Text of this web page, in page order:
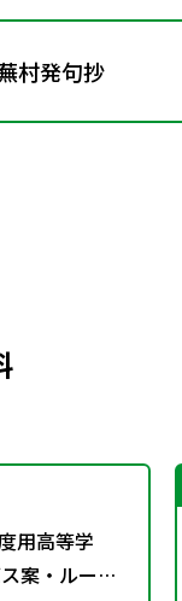
村発句抄
用高等学
案・ルーブ